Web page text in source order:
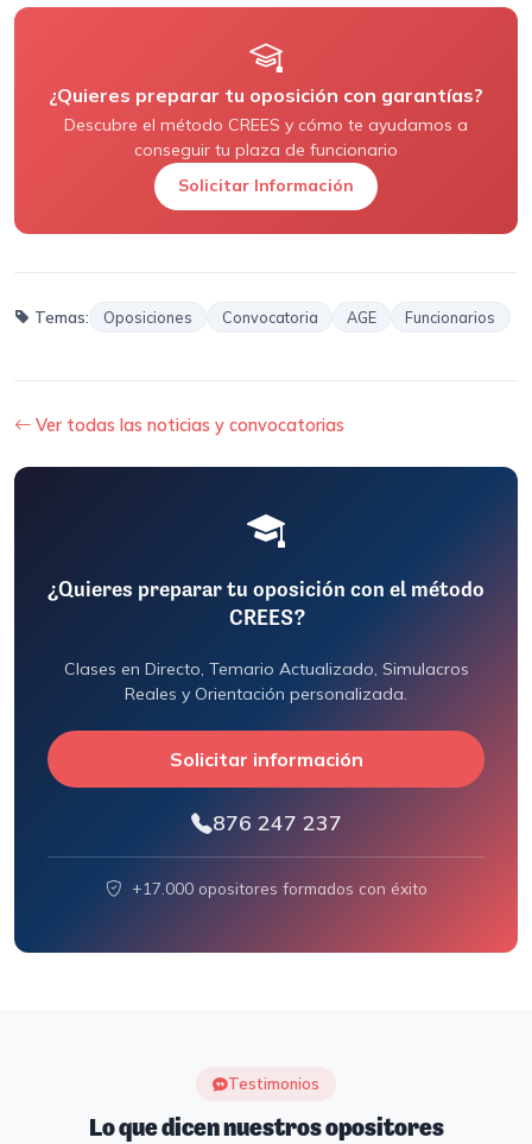
¿Quieres preparar tu oposición con garantías?
Descubre el método CREES y cómo te ayudamos a
conseguir tu plaza de funcionario
Solicitar Información
Temas: Oposiciones Convocatoria AGE Funcionarios
Ver todas las noticias y convocatorias
¿Quieres preparar tu oposición con el método
CREES?
Clases en Directo, Temario Actualizado, Simulacros
Reales y Orientación personalizada.
Solicitar información
876 247 237
+17.000 opositores formados con éxito
Testimonios
Lo que dicen nuestros opositores